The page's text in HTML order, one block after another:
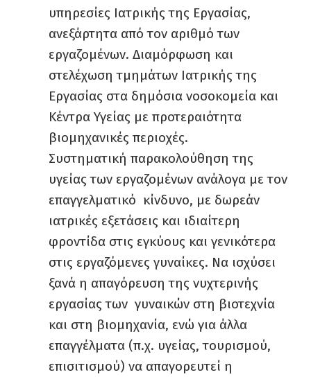
υπηρεσίες Ιατρικής της Εργασίας,
ανεξάρτητα από τον αριθμό των
εργαζομένων. Διαμόρφωση και
στελέχωση τμημάτων Ιατρικής της
Εργασίας στα δημόσια νοσοκομεία και
Κέντρα Υγείας με προτεραιότητα
βιομηχανικές περιοχές.
Συστηματική παρακολούθηση της
υγείας των εργαζομένων ανάλογα με τον
επαγγελματικό κίνδυνο, με δωρεάν
ιατρικές εξετάσεις και ιδιαίτερη
φροντίδα στις εγκύους και γενικότερα
στις εργαζόμενες γυναίκες. Να ισχύσει
ξανά η απαγόρευση της νυχτερινής
εργασίας των γυναικών στη βιοτεχνία
και στη βιομηχανία, ενώ για άλλα
επαγγέλματα (π.χ. υγείας, τουρισμού,
επισιτισμού) να απαγορευτεί η